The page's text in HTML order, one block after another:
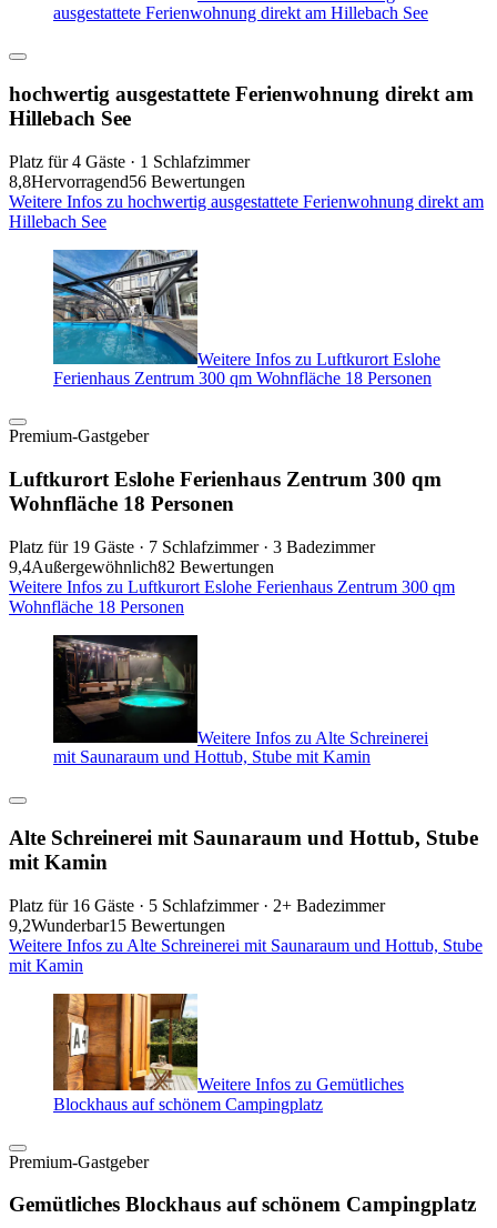
ausgestattete Ferienwohnung direkt am Hillebach See
hochwertig ausgestattete Ferienwohnung direkt am
Hillebach See
Platz für 4 Gäste · 1 Schlafzimmer
8,8Hervorragend56 Bewertungen
Weitere Infos zu hochwertig ausgestattete Ferienwohnung direkt am
Hillebach See
Weitere Infos zu Luftkurort Eslohe
Ferienhaus Zentrum 300 qm Wohnfläche 18 Personen
Premium-Gastgeber
Luftkurort Eslohe Ferienhaus Zentrum 300 qm
Wohnfläche 18 Personen
Platz für 19 Gäste · 7 Schlafzimmer · 3 Badezimmer
9,4Außergewöhnlich82 Bewertungen
Weitere Infos zu Luftkurort Eslohe Ferienhaus Zentrum 300 qm
Wohnfläche 18 Personen
Weitere Infos zu Alte Schreinerei
mit Saunaraum und Hottub, Stube mit Kamin
Alte Schreinerei mit Saunaraum und Hottub, Stube
mit Kamin
Platz für 16 Gäste · 5 Schlafzimmer · 2+ Badezimmer
9,2Wunderbar15 Bewertungen
Weitere Infos zu Alte Schreinerei mit Saunaraum und Hottub, Stube
mit Kamin
Weitere Infos zu Gemütliches
Blockhaus auf schönem Campingplatz
Premium-Gastgeber
Gemütliches Blockhaus auf schönem Campingplatz